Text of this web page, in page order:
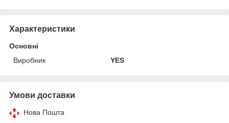
Характеристики
Основні
Виробник
YES
Умови доставки
Нова Пошта